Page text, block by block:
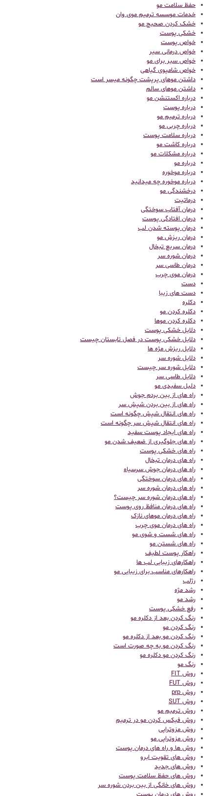
حفظ سلامت مو
خدمات موسسه ترمیم موی وان
خشک کردن صحیح مو
خشکی پوست
خواص پوست
خواص درمانی سیر
خواص سیر برای مو
خواص شامپوی گیاهی
داشتن موهای پرپشت چگونه میسر است
داشتن موهای سالم
درباره اکستنشن مو
درباره پوست
درباره ترمیم مو
درباره چربی مو
درباره سلامت پوست
درباره کاشت مو
درباره مشکلات مو
درباره مو
درباره موخوره
درباره موخوره چه میدانید
درخشندگی مو
درماتیت
درمان آفتاب سوختگی
درمان افتادگی پوست
درمان پوسته شدن لب
درمان ریزش مو
درمان سریع تبخال
درمان شوره سر
درمان طاسی سر
درمان موی چرب
دست
دست های زیبا
دکلره
دکلره کردن مو
دکلره کردن موها
دلایل خشکی پوست
دلایل خشکی پوست در فصل تابستان چیست
دلایل ریزش مژه ها
دلایل شوره سر
دلایل شوره سر چیست
دلایل طاسی سر
دلیل سفیدی مو
راه های از بین بردم جوش
راه های از بین بردن شپش سر
راه های انتقال شپش چگونه است
راه های انتقال شپش سر چگونه است
راه های ایجاد پوست سفید
راه های جلوگیری از ضعیف شدن مو
راه های خشکی پوست
راه های درمان تبخال
راه های درمان جوش سرسیاه
راه های درمان سوختگی
راه های درمان شوره سر
راه های درمان شوره سر چیست؟
راه های درمان منافظ روی پوست
راه های درمان موهای نازک
راه های درمان موی چرب
راه های شست و شوی مو
راه های شستن مو
راهکار پوست لطیف
راهکارهای زیبایی لب ها
راهکارهای مناسب برای زیبایی مو
رژلب
رشد مژه
رشد مو
رفع خشکی پوست
رنگ کردن بعد از دکلره مو
رنگ کردن مو
رنگ کردن مو بعد از دکلره مو
رنگ کردن مو به چه صورت است
رنگ کردن مو دکلره مو
رنگ مو
روش FIT
روش FUT
روش prp
روش SUT
روش ترمیم مو
روش فیکس کردن مو در ترمیم
روش مزوتراپی
روش مزوتراپی مو
روش ها و راه های درمان پوست
روش های تقویت ابرو
روش های جدید
روش های حفظ سلامت پوست
روش های خانگی از بین بردن شوره سر